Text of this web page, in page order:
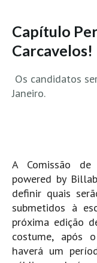
Viana do Castelo HD
Ofir
GRANDE PORTO
Azurara HD
Praia de Árvore - Areal HD
Mindelo
Mindelo meia laranja HD
Pedras do Corgo -
Capítulo
Carcavelos!
Os candidatos
Janeiro.
A Comissão
powered by
definir quais
submetidos à
próxima edição
costume, após
haverá um